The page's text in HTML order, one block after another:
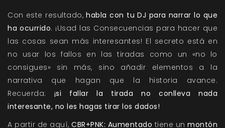
Con este resultado,habla con tu DJ para narrar lo que
ha ocurrido. ¡Usad las Consecuencias para hacer que
las cosas sean más interesantes! El secreto está en
no usar los fallos en las tiradas como un «no lo
consigues» sin más, sino añadir elementos a la
narrativa que hagan que la historia avance.
Recuerda: ¡si fallar la tirada no conlleva nada
interesante, no les hagas tirar los dados!
A partir de aquí, CBR+PNK: Aumentado tiene un montón